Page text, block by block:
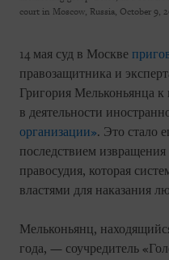
court in Moscow, Russia, October 9,
14 мая суд в Москве
правозащитника и
Григория Мельконьянца к
в деятельности
организации». Это стало
последствием
правосудия, которая
властями для наказания
Мельконьянц,
года, — соучредитель